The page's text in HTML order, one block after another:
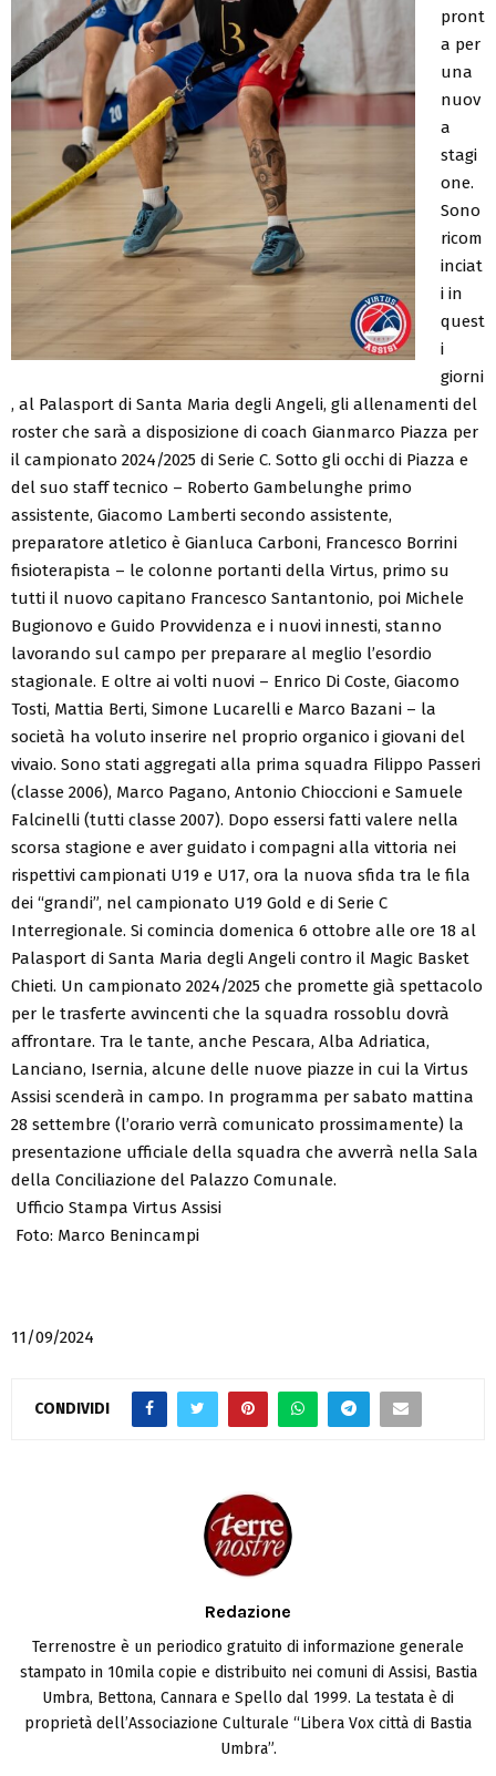
pront
a per
una
nuov
a
stagi
one.
Sono
ricom
inciat
i in
quest
i
giorni
, al Palasport di Santa Maria degli Angeli, gli allenamenti del
roster che sarà a disposizione di coach Gianmarco Piazza per
il campionato 2024/2025 di Serie C. Sotto gli occhi di Piazza e
del suo staff tecnico – Roberto Gambelunghe primo
assistente, Giacomo Lamberti secondo assistente,
preparatore atletico è Gianluca Carboni, Francesco Borrini
fisioterapista – le colonne portanti della Virtus, primo su
tutti il nuovo capitano Francesco Santantonio, poi Michele
Bugionovo e Guido Provvidenza e i nuovi innesti, stanno
lavorando sul campo per preparare al meglio l’esordio
stagionale. E oltre ai volti nuovi – Enrico Di Coste, Giacomo
Tosti, Mattia Berti, Simone Lucarelli e Marco Bazani – la
società ha voluto inserire nel proprio organico i giovani del
vivaio. Sono stati aggregati alla prima squadra Filippo Passeri
(classe 2006), Marco Pagano, Antonio Chioccioni e Samuele
Falcinelli (tutti classe 2007). Dopo essersi fatti valere nella
scorsa stagione e aver guidato i compagni alla vittoria nei
rispettivi campionati U19 e U17, ora la nuova sfida tra le fila
dei “grandi”, nel campionato U19 Gold e di Serie C
Interregionale. Si comincia domenica 6 ottobre alle ore 18 al
Palasport di Santa Maria degli Angeli contro il Magic Basket
Chieti. Un campionato 2024/2025 che promette già spettacolo
per le trasferte avvincenti che la squadra rossoblu dovrà
affrontare. Tra le tante, anche Pescara, Alba Adriatica,
Lanciano, Isernia, alcune delle nuove piazze in cui la Virtus
Assisi scenderà in campo. In programma per sabato mattina
28 settembre (l’orario verrà comunicato prossimamente) la
presentazione ufficiale della squadra che avverrà nella Sala
della Conciliazione del Palazzo Comunale.
Ufficio Stampa Virtus Assisi
Foto: Marco Benincampi
11/09/2024
CONDIVIDI
Redazione
Terrenostre è un periodico gratuito di informazione generale
stampato in 10mila copie e distribuito nei comuni di Assisi, Bastia
Umbra, Bettona, Cannara e Spello dal 1999. La testata è di
proprietà dell’Associazione Culturale “Libera Vox città di Bastia
Umbra”.